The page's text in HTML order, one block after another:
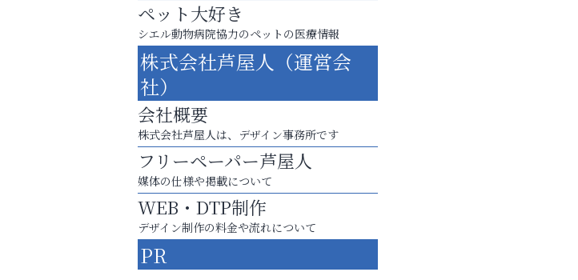
英語で育つ、世界が広がる！
Y-SPIRAL（ワイスパイラル）
ペット大好き
シエル動物病院協力のペットの医療情報
株式会社芦屋人（運営会
社）
会社概要
株式会社芦屋人は、デザイン事務所です
フリーペーパー芦屋人
媒体の仕様や掲載について
WEB・DTP制作
デザイン制作の料金や流れについて
PR